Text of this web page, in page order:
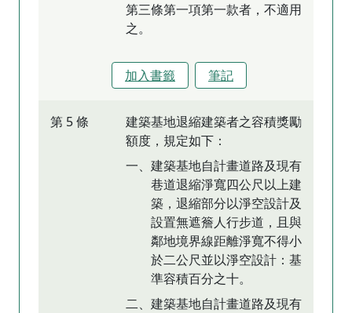
第三條第一項第一款者，不適用
之。
加入書籤 筆記
第 5 條
建築基地退縮建築者之容積獎勵
額度，規定如下：
一、建築基地自計畫道路及現有
巷道退縮淨寬四公尺以上建
築，退縮部分以淨空設計及
設置無遮簷人行步道，且與
鄰地境界線距離淨寬不得小
於二公尺並以淨空設計：基
準容積百分之十。
二、建築基地自計畫道路及現有